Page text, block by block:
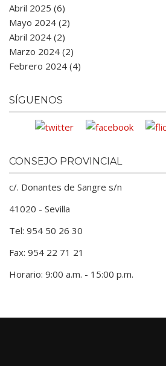
Abril 2025 (6)
Mayo 2024 (2)
Abril 2024 (2)
Marzo 2024 (2)
Febrero 2024 (4)
SÍGUENOS
CONSEJO PROVINCIAL
c/. Donantes de Sangre s/n
41020 - Sevilla
Tel: 954 50 26 30
Fax: 954 22 71 21
Horario: 9:00 a.m. - 15:00 p.m.